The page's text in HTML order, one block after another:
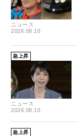
ニュース
2026.08.10
急上昇
ニュース
2026.08.10
急上昇